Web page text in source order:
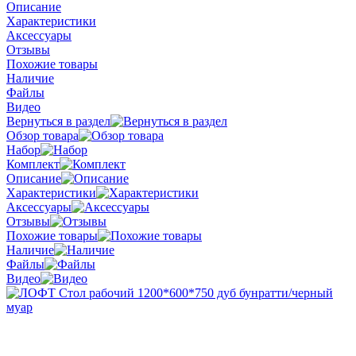
Описание
Характеристики
Аксессуары
Отзывы
Похожие товары
Наличие
Файлы
Видео
Вернуться в раздел
Обзор товара
Набор
Комплект
Описание
Характеристики
Аксессуары
Отзывы
Похожие товары
Наличие
Файлы
Видео